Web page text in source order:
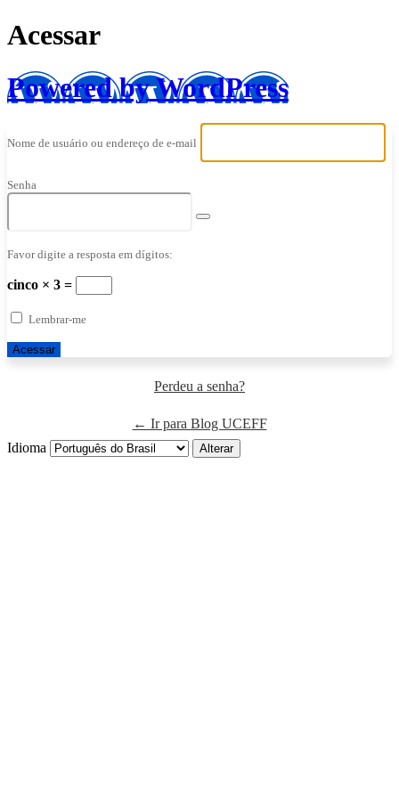
Acessar
Powered by WordPress
Nome de usuário ou endereço de e-mail
Senha
Favor digite a resposta em dígitos:
cinco × 3 =
Lembrar-me
Perdeu a senha?
← Ir para Blog UCEFF
Idioma